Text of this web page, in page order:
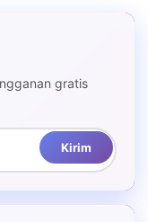
gratis
Kirim